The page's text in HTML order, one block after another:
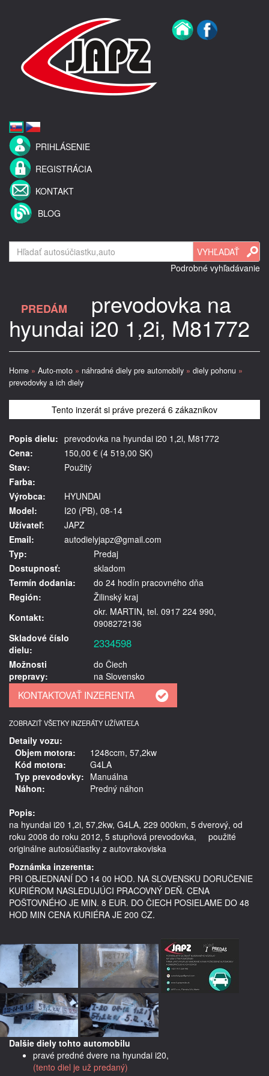
PRIHLÁSENIE
REGISTRÁCIA
KONTAKT
BLOG
Podrobné vyhľadávanie
PREDÁM prevodovka na
hyundai i20 1,2i, M81772
Home » Auto-moto » náhradné diely pre automobily » diely pohonu »
prevodovky a ich diely
Tento inzerát si práve prezerá 6 zákaznikov
Popis dielu: prevodovka na hyundai i20 1,2i, M81772
Cena:
150,00 € (4 519,00 SK)
Stav:
Použitý
Farba:
Výrobca:
HYUNDAI
Model:
I20 (PB), 08-14
Užívateľ:
JAPZ
Email:
autodielyjapz@gmail.com
Typ:
Predaj
Dostupnosť:
skladom
Termín dodania:
do 24 hodín pracovného dňa
Región:
Žilinský kraj
Kontakt:
okr. MARTIN, tel. 0917 224 990,
0908272136
Skladové číslo
dielu:
2334598
Možnosti
prepravy:
do Čiech
na Slovensko
ZOBRAZIŤ VŠETKY INZERÁTY UŽÍVATEĽA
Detaily vozu:
Objem motora:
1248ccm, 57,2kw
Kód motora:
G4LA
Typ prevodovky: Manuálna
Náhon:
Predný náhon
Popis:
na hyundai i20 1,2i, 57,2kw, G4LA, 229 000km, 5 dverový, od
roku 2008 do roku 2012, 5 stupňová prevodovka,     použité
Poznámka inzerenta:
PRI OBJEDNANÍ DO 14 00 HOD. NA SLOVENSKU DORUČENIE
KURIÉROM NASLEDUJÚCI PRACOVNÝ DEŇ. CENA
POŠTOVNÉHO JE MIN. 8 EUR. DO ČIECH POSIELAME DO 48
HOD MIN CENA KURIÉRA JE 200 CZ.
Dalšie diely tohto automobilu
pravé predné dvere na hyundai i20,
(tento diel je už predaný)